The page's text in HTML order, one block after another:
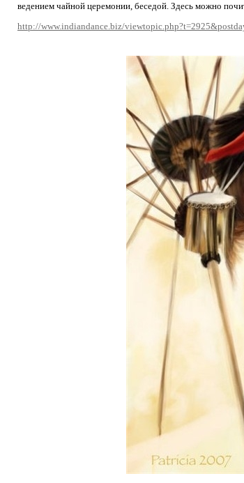
ведением чайной церемонии, беседой. Здесь можно
http://www.indiandance.biz/